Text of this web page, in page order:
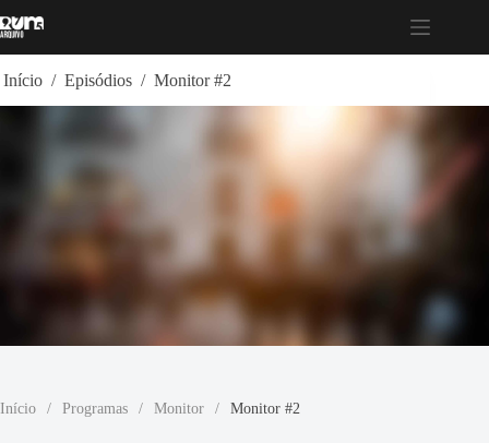
para
Início / Episódios / Monitor #2
Início / Programas / Monitor / Monitor #2